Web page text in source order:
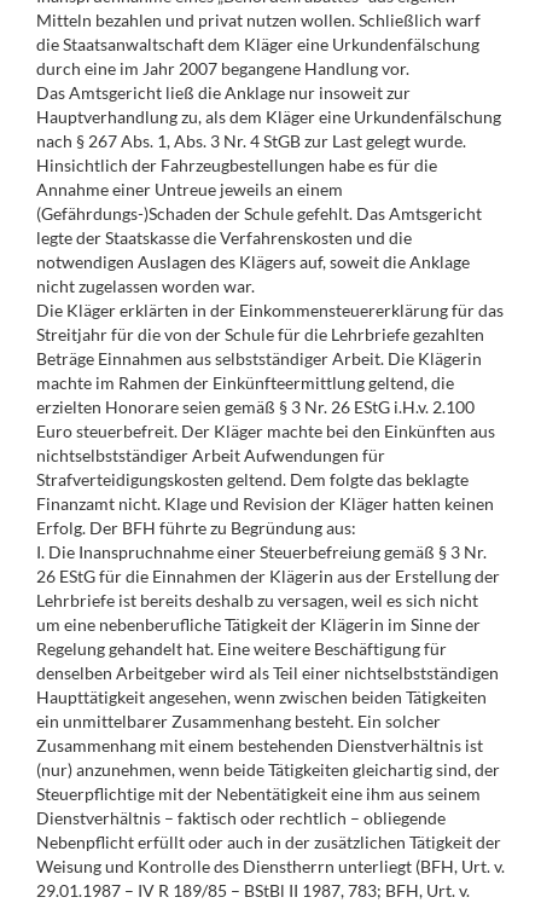
Mitteln bezahlen und privat nutzen wollen. Schließlich warf
die Staatsanwaltschaft dem Kläger eine Urkundenfälschung
durch eine im Jahr 2007 begangene Handlung vor.
Das Amtsgericht ließ die Anklage nur insoweit zur
Hauptverhandlung zu, als dem Kläger eine Urkundenfälschung
nach § 267 Abs. 1, Abs. 3 Nr. 4 StGB zur Last gelegt wurde.
Hinsichtlich der Fahrzeugbestellungen habe es für die
Annahme einer Untreue jeweils an einem
(Gefährdungs-)Schaden der Schule gefehlt. Das Amtsgericht
legte der Staatskasse die Verfahrenskosten und die
notwendigen Auslagen des Klägers auf, soweit die Anklage
nicht zugelassen worden war.
Die Kläger erklärten in der Einkommensteuererklärung für das
Streitjahr für die von der Schule für die Lehrbriefe gezahlten
Beträge Einnahmen aus selbstständiger Arbeit. Die Klägerin
machte im Rahmen der Einkünfteermittlung geltend, die
erzielten Honorare seien gemäß § 3 Nr. 26 EStG i.H.v. 2.100
Euro steuerbefreit. Der Kläger machte bei den Einkünften aus
nichtselbstständiger Arbeit Aufwendungen für
Strafverteidigungskosten geltend. Dem folgte das beklagte
Finanzamt nicht. Klage und Revision der Kläger hatten keinen
Erfolg. Der BFH führte zu Begründung aus:
I. Die Inanspruchnahme einer Steuerbefreiung gemäß § 3 Nr.
26 EStG für die Einnahmen der Klägerin aus der Erstellung der
Lehrbriefe ist bereits deshalb zu versagen, weil es sich nicht
um eine nebenberufliche Tätigkeit der Klägerin im Sinne der
Regelung gehandelt hat. Eine weitere Beschäftigung für
denselben Arbeitgeber wird als Teil einer nichtselbstständigen
Haupttätigkeit angesehen, wenn zwischen beiden Tätigkeiten
ein unmittelbarer Zusammenhang besteht. Ein solcher
Zusammenhang mit einem bestehenden Dienstverhältnis ist
(nur) anzunehmen, wenn beide Tätigkeiten gleichartig sind, der
Steuerpflichtige mit der Nebentätigkeit eine ihm aus seinem
Dienstverhältnis – faktisch oder rechtlich – obliegende
Nebenpflicht erfüllt oder auch in der zusätzlichen Tätigkeit der
Weisung und Kontrolle des Dienstherrn unterliegt (BFH, Urt. v.
29.01.1987 – IV R 189/85 – BStBl II 1987, 783; BFH, Urt. v.